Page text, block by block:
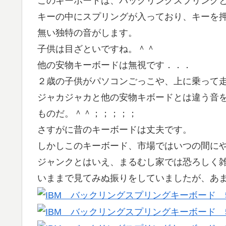
キーの中にスプリングが入っており、キーを
無い独特の音がします。
子供は目ざといですね。＾＾
他の安物キーボードは無視です．．．
２歳の子供がパソコンごっこや、上に乗っ
ジャカジャカと他の安物キボードとは違う
ものだ。＾＾；；；；；
さすがに昔のキーボードは丈夫です。
しかしこのキーボード、市場ではいつの間
ジャンクとはいえ、まるむし家では恐ろしく
いままで見てみぬ振りをしていましたが、あ